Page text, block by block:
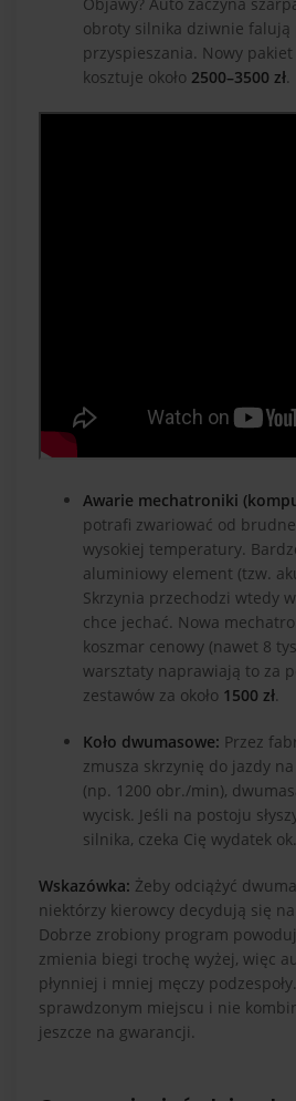
obroty silnika dziwnie falują
przyspieszania. Nowy
kosztuje około 2500–3500 zł.
Awarie mechatroniki
potrafi zwariować od
wysokiej temperatury.
aluminiowy element (tzw.
Skrzynia przechodzi wtedy
chce jechać. Nowa
koszmar cenowy (nawet 8
warsztaty naprawiają to za
zestawów za około 1500 zł.
Koło dwumasowe: Przez
zmusza skrzynię do jazdy
(np. 1200 obr./min),
wycisk. Jeśli na postoju
silnika, czeka Cię wydatek ok.
Wskazówka: Żeby odciążyć
niektórzy kierowcy decydują się na
Dobrze zrobiony program
zmienia biegi trochę wyżej, więc
płynniej i mniej męczy
sprawdzonym miejscu i nie
jeszcze na gwarancji.